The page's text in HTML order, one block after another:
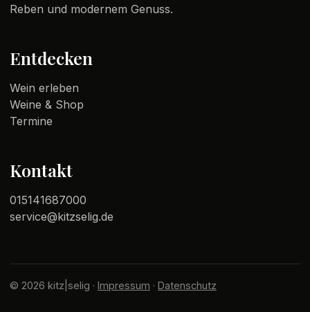
Reben und modernem Genuss.
Entdecken
Wein erleben
Weine & Shop
Termine
Kontakt
015141687000
service@kitzselig.de
© 2026 kitz|selig · Impressum · Datenschutz